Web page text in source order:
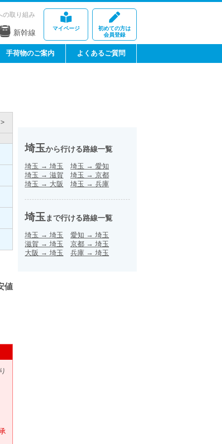
マイページ
初めての方は
会員登録
の取り組み
新幹線
手荷物のご案内 よくあるご質問
値
埼玉から行ける路線一覧
埼玉 → 埼玉 埼玉 → 愛知
埼玉 → 滋賀 埼玉 → 京都
埼玉 → 大阪 埼玉 → 兵庫
埼玉 まで行ける路線一覧
埼玉 → 埼玉 愛知 → 埼玉
滋賀 → 埼玉 京都 → 埼玉
大阪 → 埼玉 兵庫 → 埼玉